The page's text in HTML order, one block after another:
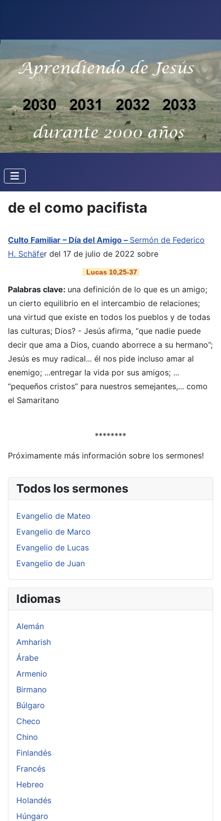
de el como pacifista
Culto Familiar – Día del Amigo – Sermón de Federico
H. Schäfer del 17 de julio de 2022 sobre
Lucas 10,25-37
Palabras clave: una definición de lo que es un amigo;
un cierto equilibrio en el intercambio de relaciones;
una virtud que existe en todos los pueblos y de todas
las culturas; Dios? - Jesús afirma, “que nadie puede
decir que ama a Dios, cuando aborrece a su hermano”;
Jesús es muy radical... él nos pide incluso amar al
enemigo; ...entregar la vida por sus amigos; ...
“pequeños cristos” para nuestros semejantes,... como
el Samaritano
********
Próximamente más información sobre los sermones!
Todos los sermones
Evangelio de Mateo
Evangelio de Marco
Evangelio de Lucas
Evangelio de Juan
Idiomas
Alemán
Amharish
Árabe
Armenio
Birmano
Búlgaro
Checo
Chino
Finlandés
Francés
Hebreo
Holandés
Húngaro